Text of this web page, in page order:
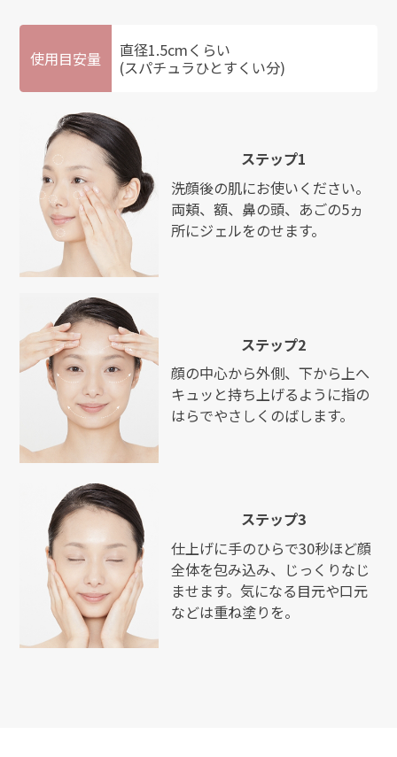
使用目安量
直径1.5cmくらい
(スパチュラひとすくい分)
ステップ1
洗顔後の肌にお使いください。
両頬、額、鼻の頭、あごの5ヵ
所にジェルをのせます。
ステップ2
顔の中心から外側、下から上へ
キュッと持ち上げるように指の
はらでやさしくのばします。
ステップ3
仕上げに手のひらで30秒ほど顔
全体を包み込み、じっくりなじ
ませます。気になる目元や口元
などは重ね塗りを。